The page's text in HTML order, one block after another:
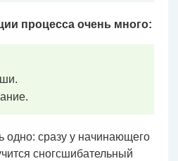
процесса очень много:
одно: сразу у начинающего
сногсшибательный